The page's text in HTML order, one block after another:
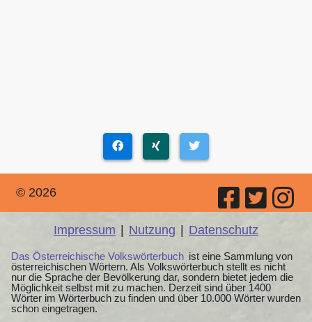
© 2026
Impressum | Nutzung | Datenschutz
Das Österreichische Volkswörterbuch ist eine Sammlung von
österreichischen Wörtern. Als Volkswörterbuch stellt es nicht
nur die Sprache der Bevölkerung dar, sondern bietet jedem die
Möglichkeit selbst mit zu machen. Derzeit sind über 1400
Wörter im Wörterbuch zu finden und über 10.000 Wörter wurden
schon eingetragen.